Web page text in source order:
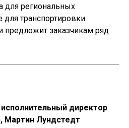
для региональных
для транспортировки
предложит заказчикам ряд
директор
Мартин Лундстедт